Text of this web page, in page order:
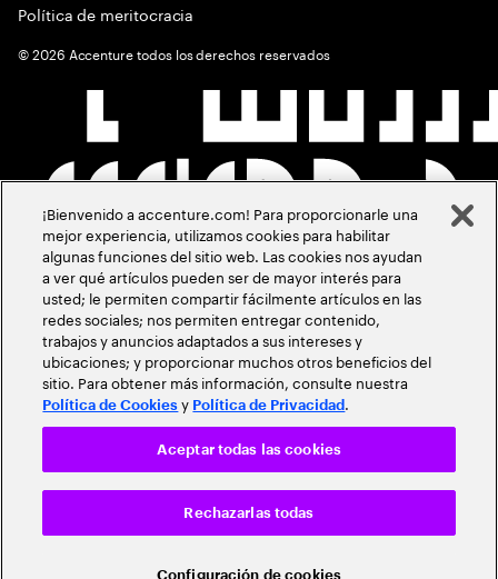
Política de meritocracia
©2026 Accenture todos los derechos reservados
¡Bienvenido a accenture.com! Para proporcionarle una
mejor experiencia, utilizamos cookies para habilitar
algunas funciones del sitio web. Las cookies nos ayudan
a ver qué artículos pueden ser de mayor interés para
usted; le permiten compartir fácilmente artículos en las
redes sociales; nos permiten entregar contenido,
trabajos y anuncios adaptados a sus intereses y
ubicaciones; y proporcionar muchos otros beneficios del
sitio. Para obtener más información, consulte nuestra
Política de Cookies y Política de Privacidad .
Configuración de cookies
Rechazarlas todas
Aceptar todas las cookies